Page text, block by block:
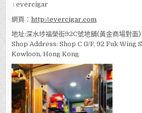
: evercigar
網頁：http://evercigar.com
地址:深水埗福榮街92C號地舖(黃金商場對
Shop Address: Shop C G/F, 92 Fuk Wing
Kowloon, Hong Kong